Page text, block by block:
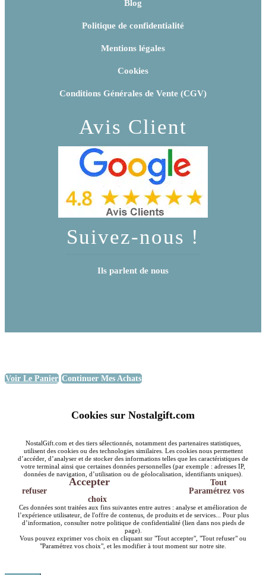
Blog
Politique de confidentialité
Mentions légales
Cookies
Conditions Générales de Vente (CGV)
Avis Client
Suivez-nous !
Ils parlent de nous
Voir Le Panier Continuer Mes Achats
Cookies sur Nostalgift.com
NostalGift.com et des tiers sélectionnés, notamment des partenaires statistiques,
utilisent des cookies ou des technologies similaires. Les cookies nous permettent
d’accéder, d’analyser et de stocker des informations telles que les caractéristiques de
votre terminal ainsi que certaines données personnelles (par exemple : adresses IP,
données de navigation, d’utilisation ou de géolocalisation, identifiants uniques).
Accepter
Tout
refuser
Paramétrez vos
choix
Ces données sont traitées aux fins suivantes entre autres : analyse et amélioration de
l’expérience utilisateur, de l'offre de contenus, de produits et de services... Pour plus
d’information, consulter notre politique de confidentialité (lien dans nos pieds de
page).
Vous pouvez exprimer vos choix en cliquant sur "Tout accepter", "Tout refuser" ou
"Paramétrez vos choix", et les modifier à tout moment sur notre site.